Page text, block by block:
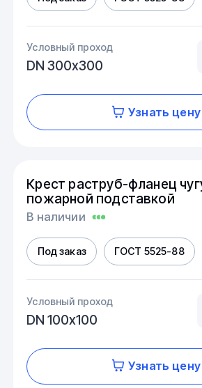
Условный проход
DN 300х300
Узнать цену
Крест раструб-фланец
пожарной подставкой
В наличии
Под заказ ГОСТ 5525-88
Условный проход
DN 100х100
Узнать цену